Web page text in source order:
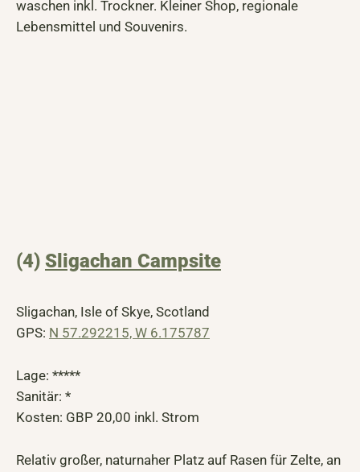
waschen inkl. Trockner. Kleiner Shop, regionale
Lebensmittel und Souvenirs.
(4) Sligachan Campsite
Sligachan, Isle of Skye, Scotland
GPS: N 57.292215, W 6.175787
Lage: *****
Sanitär: *
Kosten: GBP 20,00 inkl. Strom
Relativ großer, naturnaher Platz auf Rasen für Zelte, an